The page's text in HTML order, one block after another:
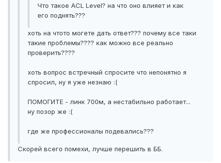
Что такое ACL Level? на что оно влияет и как
его поднять???
хоть на чтото могете дать ответ??? почему все таки
такие проблемы???? как можно все реально
проверить????
хоть вопрос встречный спросите что непонятно я
спросил, ну я уже незнаю :(
ПОМОГИТЕ - линк 700м, а нестабильно работает...
ну позор же :(
где же профессионалы подевались???
Скорей всего помехи, лучше перешить в ББ.